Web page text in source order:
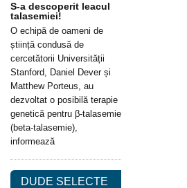
S-a descoperit leacul
talasemiei!
O echipă de oameni de
știință condusă de
cercetătorii Universității
Stanford, Daniel Dever și
Matthew Porteus, au
dezvoltat o posibilă terapie
genetică pentru β-talasemie
(beta-talasemie),
informează
DUDE SELECTE